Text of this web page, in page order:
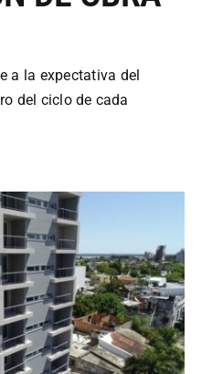
a la expectativa del
del ciclo de cada
Jerónimo 88
Entregado